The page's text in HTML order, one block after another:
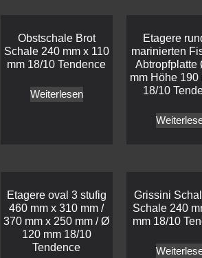
Obstschale Brot
Schale 240 mm x 110
mm 18/10 Tendence
Weiterlesen
Etagere
marinierten
Abtropfplatte
mm Höhe 190
18/10
Etagere oval 3 stufig
460 mm x 310 mm /
370 mm x 250 mm / Ø
120 mm 18/10
Tendence
Grissini
Schale 240
mm 18/10